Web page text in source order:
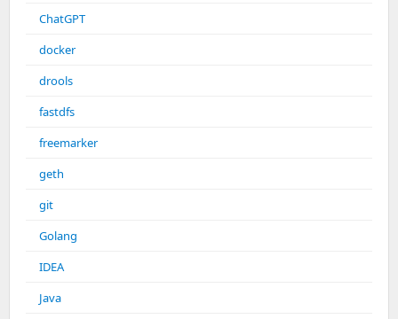
ChatGPT
docker
drools
fastdfs
freemarker
geth
git
Golang
IDEA
Java